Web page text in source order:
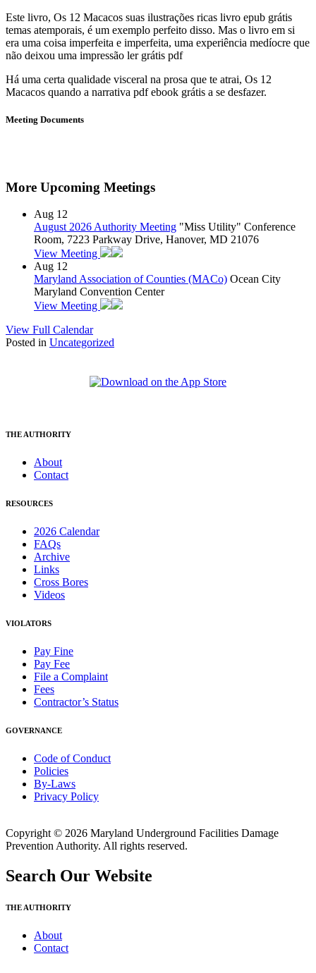
Este livro, Os 12 Macacos suas ilustrações ricas livro epub grátis
temas atemporais, é um exemplo perfeito disso. Mas o livro em si
era uma coisa imperfeita e imperfeita, uma experiência medíocre que
não deixou uma impressão ler grátis pdf
Há uma certa qualidade visceral na prosa que te atrai, Os 12
Macacos quando a narrativa pdf ebook grátis a se desfazer.
Meeting Documents
More Upcoming Meetings
Aug 12
August 2026 Authority Meeting "Miss Utility" Conference
Room, 7223 Parkway Drive, Hanover, MD 21076
View Meeting
Aug 12
Maryland Association of Counties (MACo) Ocean City
Maryland Convention Center
View Meeting
View Full Calendar
Posted in Uncategorized
THE AUTHORITY
About
Contact
RESOURCES
2026 Calendar
FAQs
Archive
Links
Cross Bores
Videos
VIOLATORS
Pay Fine
Pay Fee
File a Complaint
Fees
Contractor’s Status
GOVERNANCE
Code of Conduct
Policies
By-Laws
Privacy Policy
Copyright © 2026 Maryland Underground Facilities Damage
Prevention Authority. All rights reserved.
Search Our Website
THE AUTHORITY
About
Contact